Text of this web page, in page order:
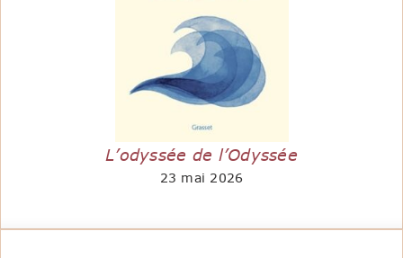
L’odyssée de l’Odyssée
23 mai 2026